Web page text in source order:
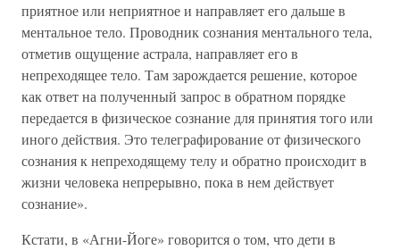
приятное или неприятное и направляет его дальше в
ментальное тело. Проводник сознания ментального тела,
отметив ощущение астрала, направляет его в
непреходящее тело. Там зарождается решение, которое
как ответ на полученный запрос в обратном порядке
передается в физическое сознание для принятия того или
иного действия. Это телеграфирование от физического
сознания к непреходящему телу и обратно происходит в
жизни человека непрерывно, пока в нем действует
сознание».
Кстати, в «Агни-Йоге» говорится о том, что дети в